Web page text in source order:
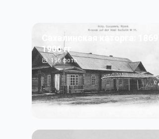
Сахалинская каторга: 1869 -
1906 гг
156фото